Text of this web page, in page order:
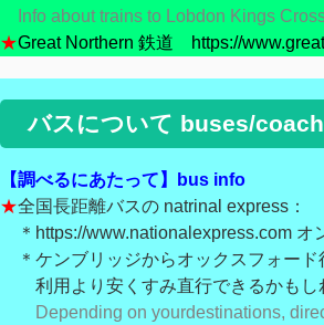
Info about trains to Lobdon Kings
★Great Northern 鉄道 https://
バスについて buses/
【調べるにあたって】bus info
★全国長距離バスの natrinal express：
＊https://www.nationalexpress.com オ
＊ケンブリッジからオックスフォー
利用より安くすみ直行できるかもし
Depending on yourdestinations,